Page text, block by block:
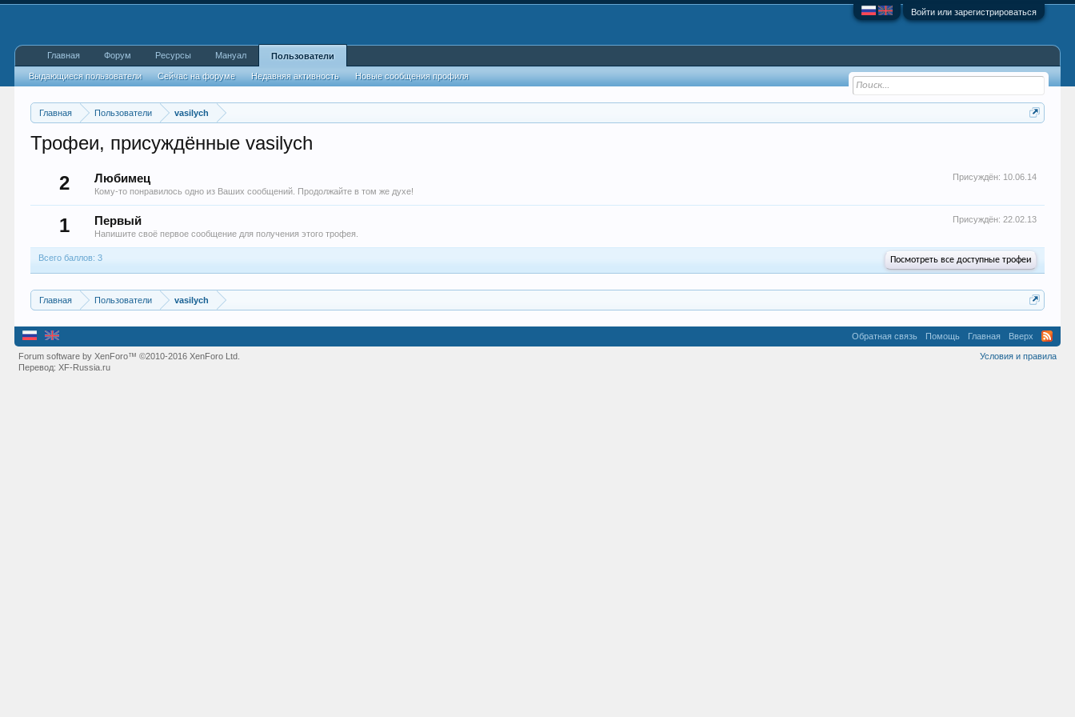
Войти или зарегистрироваться
Главная Пользователи vasilych
Трофеи, присуждённые vasilych
2
Присуждён: 10.06.14
Любимец
Кому-то понравилось одно из Ваших сообщений. Продолжайте в том же духе!
1 Присуждён: 22.02.13
Первый
Напишите своё первое сообщение для получения этого трофея.
Всего баллов: 3 Посмотреть все доступные трофеи
Главная Пользователи vasilych
Главная Форум Ресурсы Мануал Пользователи
Выдающиеся пользователи Сейчас на форуме Недавняя активность Новые сообщения профиля
Обратная связь Помощь Главная Вверх
Условия и правила
Forum software by XenForo™©2010-2016 XenForo Ltd.
Перевод:XF-Russia.ru